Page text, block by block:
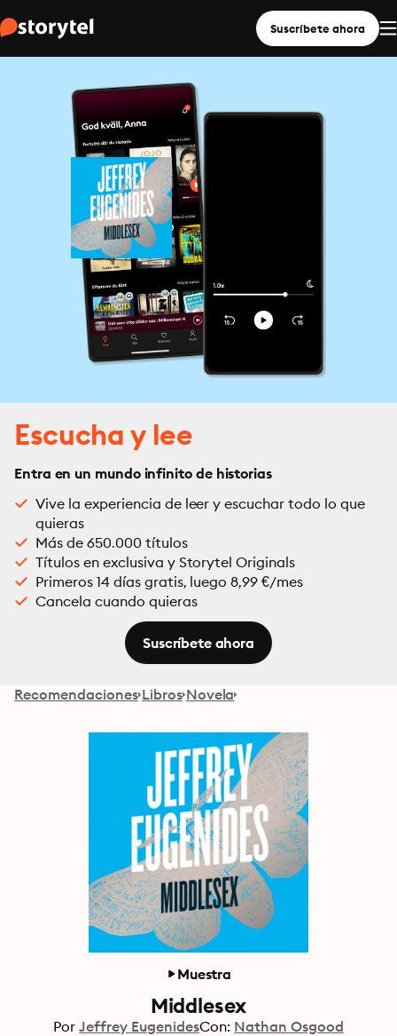
Suscríbete ahora
Escucha y lee
Entra en un mundo infinito de historias
Vive la experiencia de leer y escuchar todo lo que
quieras
Más de 650.000 títulos
Títulos en exclusiva y Storytel Originals
Primeros 14 días gratis, luego 8,99 €/mes
Cancela cuando quieras
Suscríbete ahora
Recomendaciones Libros Novela
Muestra
Middlesex
Por Jeffrey EugenidesCon: Nathan Osgood